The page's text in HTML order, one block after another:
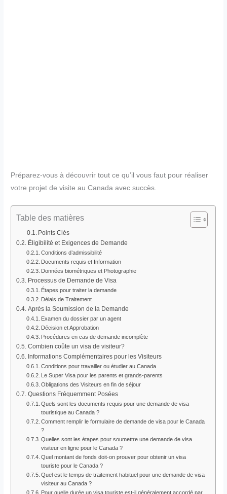
Préparez-vous à découvrir tout ce qu’il vous faut pour réaliser
votre projet de visite au Canada avec succès.
Table des matières
Points Clés
Éligibilité et Exigences de Demande
Conditions d’admissibilité
Documents requis et Information
Données biométriques et Photographie
Processus de Demande de Visa
Étapes pour traiter la demande
Délais de Traitement
Après la Soumission de la Demande
Examen du dossier par un agent
Décision et Approbation
Procédures en cas de demande incomplète
Combien coûte un visa de visiteur?
Informations Complémentaires pour les Visiteurs
Conditions pour travailler ou étudier au Canada
Le Super Visa pour les parents et grands-parents
Obligations des Visiteurs en fin de séjour
Questions Fréquemment Posées
Quels sont les documents requis pour une demande de visa
touristique au Canada ?
Comment remplir le formulaire de demande de visa pour le Canada
?
Quelles sont les étapes pour soumettre une demande de visa
visiteur en ligne pour le Canada ?
Quel montant de fonds doit-on prouver pour obtenir un visa
touriste pour le Canada ?
Quel est le temps de traitement habituel pour une demande de visa
visiteur au Canada ?
Pour quelle durée un visa touriste est-il généralement accordé par